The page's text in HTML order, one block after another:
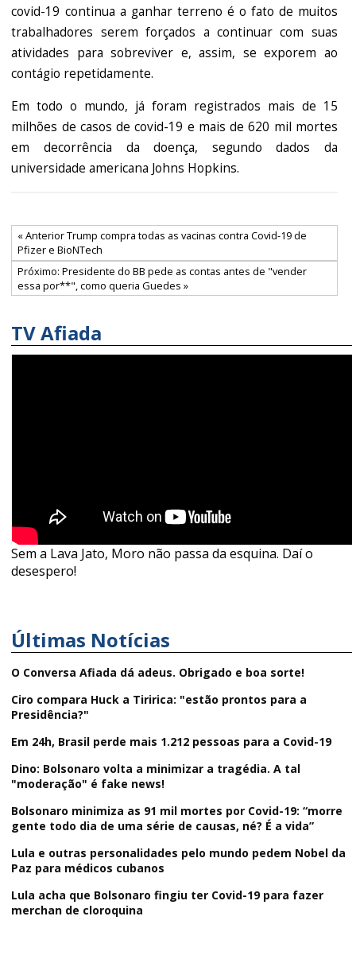
covid-19 continua a ganhar terreno é o fato de muitos
trabalhadores serem forçados a continuar com suas
atividades para sobreviver e, assim, se exporem ao
contágio repetidamente.
Em todo o mundo, já foram registrados mais de 15
milhões de casos de covid-19 e mais de 620 mil mortes
em decorrência da doença, segundo dados da
universidade americana Johns Hopkins.
« Anterior Trump compra todas as vacinas contra Covid-19 de
Pfizer e BioNTech
Próximo: Presidente do BB pede as contas antes de "vender
essa por**", como queria Guedes »
TV Afiada
Sem a Lava Jato, Moro não passa da esquina. Daí o
desespero!
Últimas Notícias
O Conversa Afiada dá adeus. Obrigado e boa sorte!
Ciro compara Huck a Tiririca: "estão prontos para a
Presidência?"
Em 24h, Brasil perde mais 1.212 pessoas para a Covid-19
Dino: Bolsonaro volta a minimizar a tragédia. A tal
"moderação" é fake news!
Bolsonaro minimiza as 91 mil mortes por Covid-19: “morre
gente todo dia de uma série de causas, né? É a vida”
Lula e outras personalidades pelo mundo pedem Nobel da
Paz para médicos cubanos
Lula acha que Bolsonaro fingiu ter Covid-19 para fazer
merchan de cloroquina